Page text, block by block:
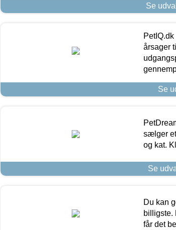
Se
årsager
Se
sælger
og kat.
Se
Du kan
billigste.
får det